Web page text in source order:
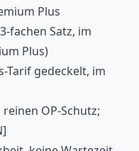
Plus
fachen Satz, im
Plus)
Tarif gedeckelt, im
OP-Schutz;